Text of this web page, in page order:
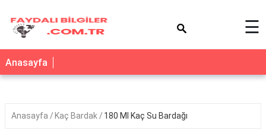
☰
Anasayfa
Anasayfa Kaç Bardak 180 Ml Kaç Su Bardağı